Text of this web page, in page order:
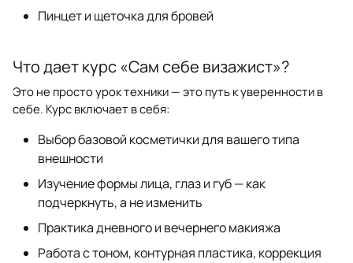
Пинцет и щеточка для бровей
Что дает курс «Сам себе визажист»?
Это не просто урок техники — это путь к уверенности в
себе. Курс включает в себя:
Выбор базовой косметички для вашего типа
внешности
Изучение формы лица, глаз и губ — как
подчеркнуть, а не изменить
Практика дневного и вечернего макияжа
Работа с тоном, контурная пластика, коррекция